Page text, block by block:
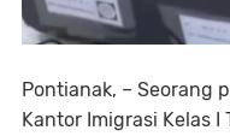
Pontianak, – Seorang
Kantor Imigrasi Kelas